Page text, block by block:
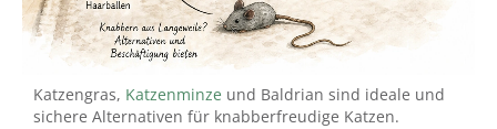
Katzengras, Katzenminze und Baldrian sind ideale und
sichere Alternativen für knabberfreudige Katzen.